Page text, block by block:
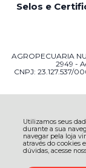
Utilizamos seus
durante a sua
navegar pela loja
através do cookies
dúvidas, acesse
Selos e
AGROPECUARIA
2949 -
CNPJ: 23.127.537/